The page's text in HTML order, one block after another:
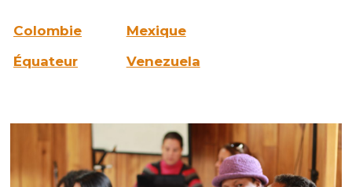
Colombie
Équateur
Mexique
Venezuela